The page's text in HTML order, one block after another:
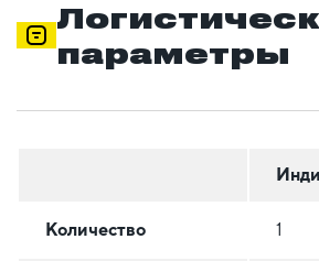
параметры
Количество 1